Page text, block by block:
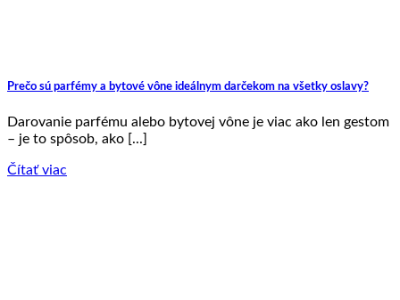
Prečo sú parfémy a bytové vône ideálnym darčekom na všetky oslavy?
Darovanie parfému alebo bytovej vône je viac ako len gestom
– je to spôsob, ako [...]
Čítať viac